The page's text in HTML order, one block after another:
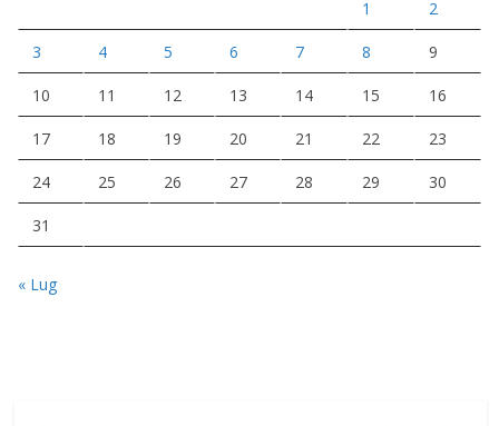
1 2
3 4 5 6 7 8 9
10 11 12 13 14 15 16
17 18 19 20 21 22 23
24 25 26 27 28 29 30
31
« Lug